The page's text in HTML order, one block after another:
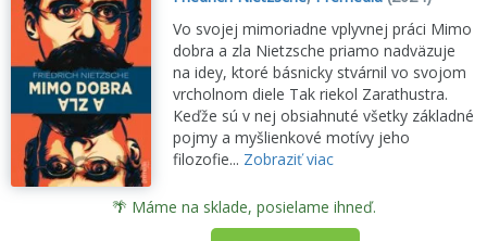
Vo svojej mimoriadne vplyvnej práci Mimo
dobra a zla Nietzsche priamo nadväzuje
na idey, ktoré básnicky stvárnil vo svojom
vrcholnom diele Tak riekol Zarathustra.
Keďže sú v nej obsiahnuté všetky základné
pojmy a myšlienkové motívy jeho
filozofie... Zobraziť viac
🌴 Máme na sklade, posielame ihneď.